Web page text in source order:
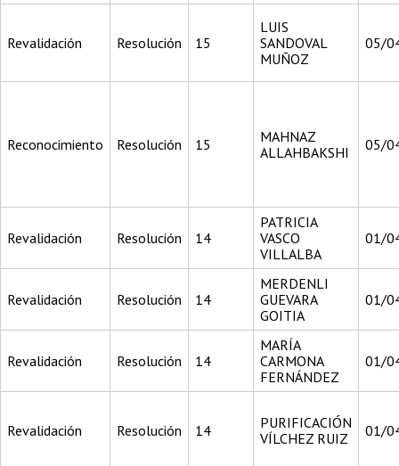
Revalidación Resolución 15
LUIS
SANDOVAL
MUÑOZ
05/
Reconocimiento Resolución 15
MAHNAZ
ALLAHBAKSHI
05/
Revalidación Resolución 14
PATRICIA
VASCO
VILLALBA
01/
Revalidación Resolución 14
MERDENLI
GUEVARA
GOITIA
01/
Revalidación Resolución 14
MARÍA
CARMONA
FERNÁNDEZ
01/
Revalidación Resolución 14
PURIFICACIÓN
VÍLCHEZ RUIZ
01/